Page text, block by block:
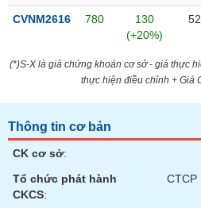
dịch
chính
thuật
Hồ
sơ
doanh
CVNM2616 780
130
(+20%)
(*)S-X là giá chứng khoán cơ sở - giá thực
thực hiện điều chỉnh + Giá
Thông tin cơ bản
CK cơ sở:
Tổ chức phát hành
CKCS:
CTCP
NĂNG
VẬT
LIỆU